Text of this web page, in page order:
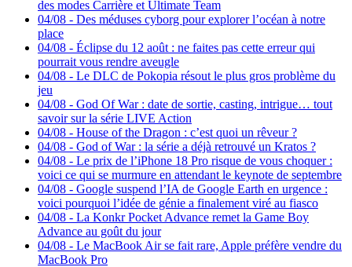
des modes Carrière et Ultimate Team
04/08 - Des méduses cyborg pour explorer l’océan à notre
place
04/08 - Éclipse du 12 août : ne faites pas cette erreur qui
pourrait vous rendre aveugle
04/08 - Le DLC de Pokopia résout le plus gros problème du
jeu
04/08 - God Of War : date de sortie, casting, intrigue… tout
savoir sur la série LIVE Action
04/08 - House of the Dragon : c’est quoi un rêveur ?
04/08 - God of War : la série a déjà retrouvé un Kratos ?
04/08 - Le prix de l’iPhone 18 Pro risque de vous choquer :
voici ce qui se murmure en attendant le keynote de septembre
04/08 - Google suspend l’IA de Google Earth en urgence :
voici pourquoi l’idée de génie a finalement viré au fiasco
04/08 - La Konkr Pocket Advance remet la Game Boy
Advance au goût du jour
04/08 - Le MacBook Air se fait rare, Apple préfère vendre du
MacBook Pro